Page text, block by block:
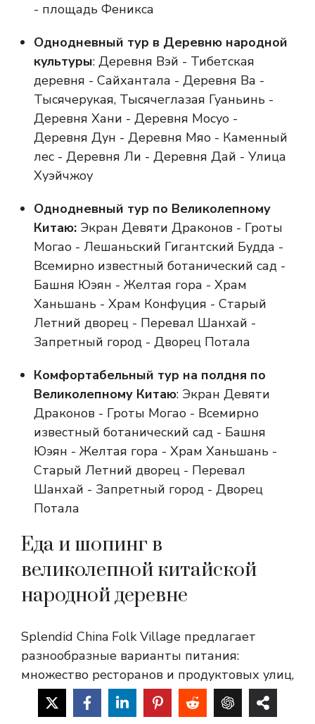
- площадь Феникса
Однодневный тур в Деревню народной
культуры: Деревня Вэй - Тибетская
деревня - Сайхантала - Деревня Ва -
Тысячерукая, Тысячеглазая Гуаньинь -
Деревня Хани - Деревня Мосуо -
Деревня Дун - Деревня Мяо - Каменный
лес - Деревня Ли - Деревня Дай - Улица
Хуэйчжоу
Однодневный тур по Великолепному
Китаю: Экран Девяти Драконов - Гроты
Могао - Лешаньский Гигантский Будда -
Всемирно известный ботанический сад -
Башня Юэян - Желтая гора - Храм
Ханьшань - Храм Конфуция - Старый
Летний дворец - Перевал Шанхай -
Запретный город - Дворец Потала
Комфортабельный тур на полдня по
Великолепному Китаю: Экран Девяти
Драконов - Гроты Могао - Всемирно
известный ботанический сад - Башня
Юэян - Желтая гора - Храм Ханьшань -
Старый Летний дворец - Перевал
Шанхай - Запретный город - Дворец
Потала
Еда и шопинг в
великолепной китайской
народной деревне
Splendid China Folk Village предлагает
разнообразные варианты питания:
множество ресторанов и продуктовых улиц,
где подают аутентичные блюда китайской
кухни. Обязательно попробуйте кантонские